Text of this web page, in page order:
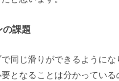
の課題
同じ滑りができるようにな
となることは分かっている